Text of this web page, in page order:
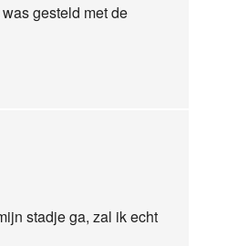
gesteld met de
stadje ga, zal ik echt